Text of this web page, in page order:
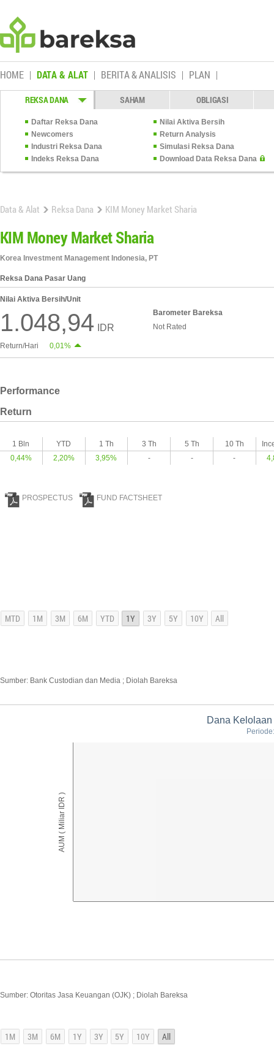
HOME DATA & ALAT BERITA & ANALISIS PLAN
REKSA DANA SAHAM OBLIGASI
Daftar Reksa Dana
Nilai Aktiva Bersih
Newcomers
Return Analysis
Industri Reksa Dana
Simulasi Reksa Dana
Indeks Reksa Dana
Download Data Reksa Dana
Data & Alat Reksa Dana KIM Money Market Sharia
KIM Money Market Sharia
Korea Investment Management Indonesia, PT
Reksa Dana Pasar Uang
Nilai Aktiva Bersih/Unit
1.048,94 IDR
Barometer Bareksa
Not Rated
Return/Hari 0,01%
Performance
Return
1 Bln YTD 1 Th 3 Th 5 Th 10 Th
0,44%
2,20% 3,95% - - -
PROSPECTUS FUND FACTSHEET
Sumber: Bank Custodian dan Media ; Diolah Bareksa
AUM ( Miliar IDR )
Dana
Sumber: Otoritas Jasa Keuangan (OJK) ; Diolah Bareksa